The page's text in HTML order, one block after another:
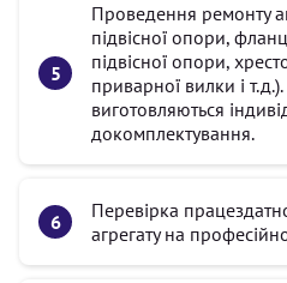
Проведення ремонту
підвісної опори,
підвісної опори,
приварної вилки і
виготовляються
докомплектування.
Перевірка
агрегату на